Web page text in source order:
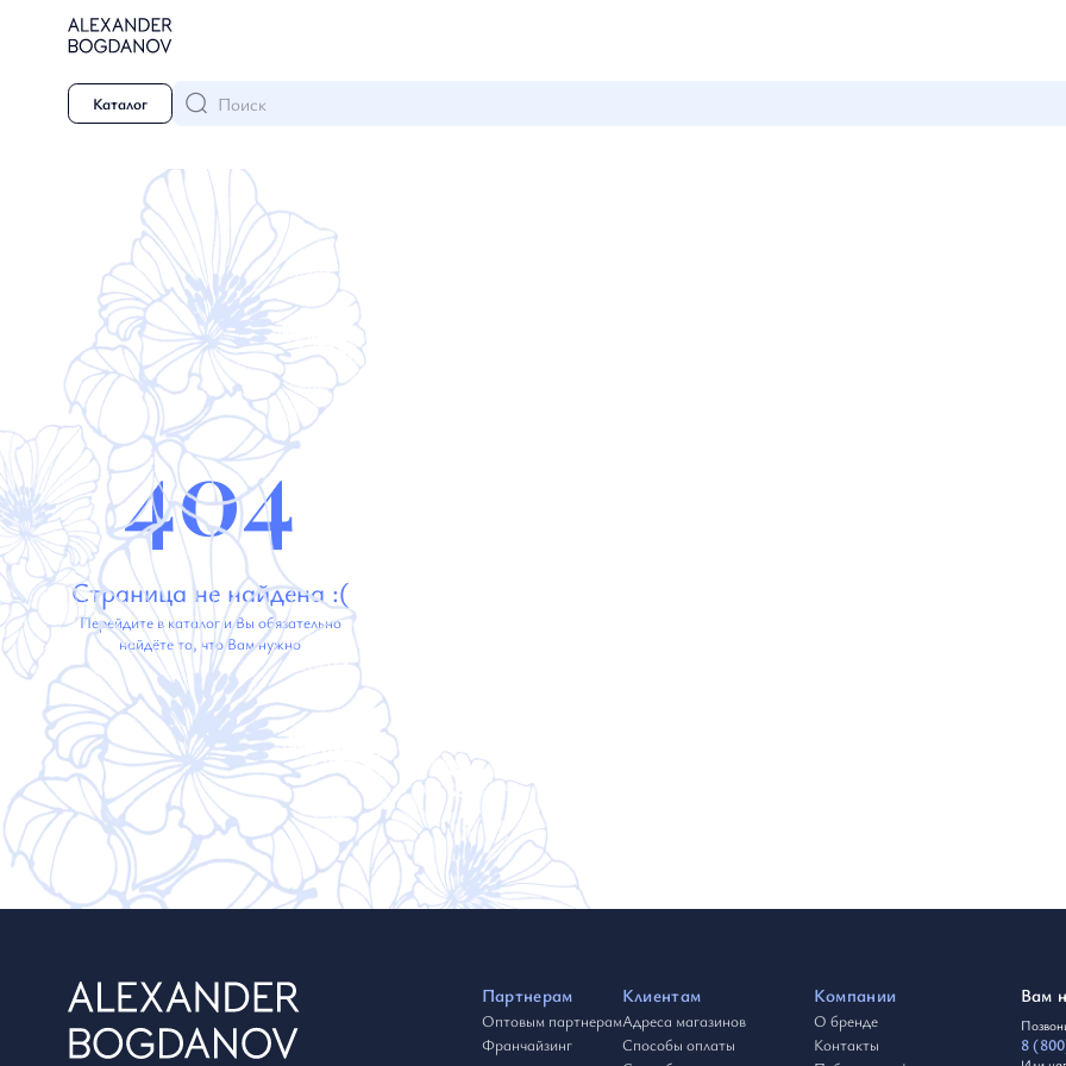
Каталог Поиск
404
Страница не найдена :(
Перейдите в каталог и Вы обязательно
найдёте то, что Вам нужно
Партнерам
Оптовым партнерам
Франчайзинг
Клиентам
Адреса магазинов
Способы оплаты
Компании
О бренде
Контакты
Вам
8